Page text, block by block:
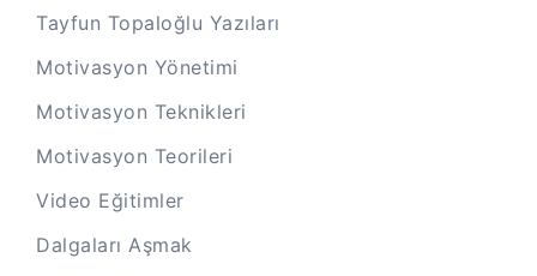
Tayfun Topaloğlu Yazıları
Motivasyon Yönetimi
Motivasyon Teknikleri
Motivasyon Teorileri
Video Eğitimler
Dalgaları Aşmak